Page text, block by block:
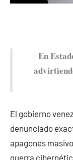
En
El gobierno
denunciado
apagones
guerra